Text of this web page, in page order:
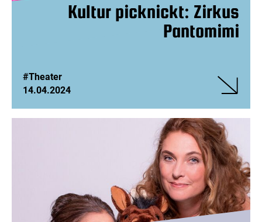
Kultur picknickt: Zirkus
Pantomimi
#Theater
14.04.2024
Kultur
picknickt:
Zirkus